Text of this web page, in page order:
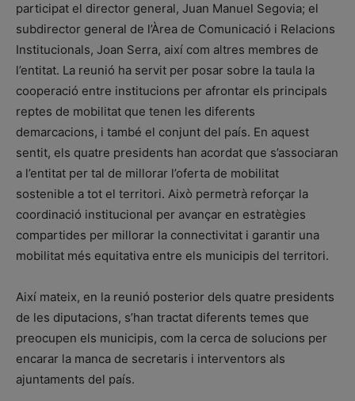
participat el director general, Juan Manuel Segovia; el
subdirector general de l’Àrea de Comunicació i Relacions
Institucionals, Joan Serra, així com altres membres de
l’entitat. La reunió ha servit per posar sobre la taula la
cooperació entre institucions per afrontar els principals
reptes de mobilitat que tenen les diferents
demarcacions, i també el conjunt del país. En aquest
sentit, els quatre presidents han acordat que s’associaran
a l’entitat per tal de millorar l’oferta de mobilitat
sostenible a tot el territori. Això permetrà reforçar la
coordinació institucional per avançar en estratègies
compartides per millorar la connectivitat i garantir una
mobilitat més equitativa entre els municipis del territori.
Així mateix, en la reunió posterior dels quatre presidents
de les diputacions, s’han tractat diferents temes que
preocupen els municipis, com la cerca de solucions per
encarar la manca de secretaris i interventors als
ajuntaments del país.